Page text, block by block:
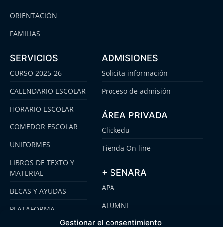
Gestionar el consentimiento
ORIENTACIÓN
FAMILIAS
SERVICIOS
CURSO 2025-26
CALENDARIO ESCOLAR
HORARIO ESCOLAR
COMEDOR ESCOLAR
UNIFORMES
LIBROS DE TEXTO Y
MATERIAL
BECAS Y AYUDAS
PLATAFORMA
ADMISIONES
Solicita información
Proceso de admisión
ÁREA PRIVADA
Clickedu
Tienda On line
+ SENARA
APA
ALUMNI
SENARA SENIOR